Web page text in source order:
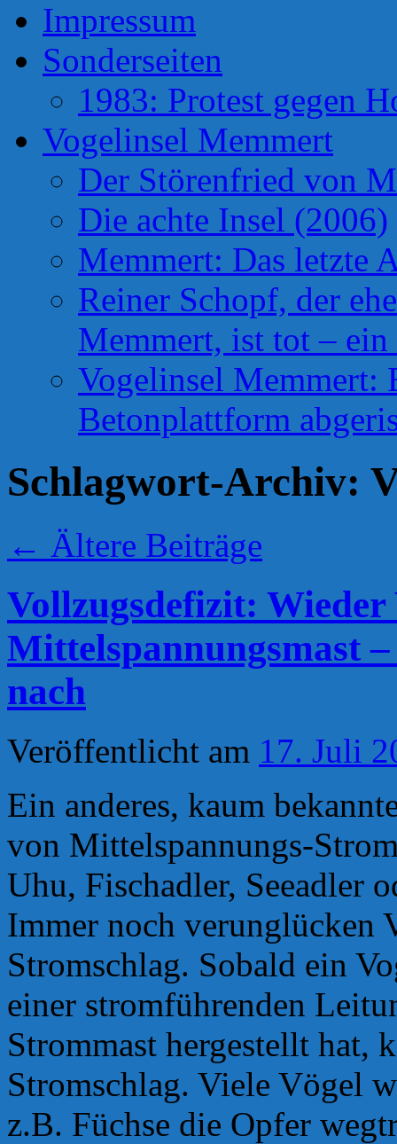
Impressum
Sonderseiten
1983: Protest gegen
Vogelinsel Memmert
Der Störenfried von
Die achte Insel (2006)
Memmert: Das letzte
Reiner Schopf, der
Memmert, ist tot –
Vogelinsel Memmert:
Betonplattform
Schlagwort-Archiv:
← Ältere Beiträge
Vollzugsdefizit:
Mittelspannungsmast
nach
Veröffentlicht am 17. Juli
Ein anderes, kaum
von Mittelspannungs-
Uhu, Fischadler, Seeadler
Immer noch verunglücken
Stromschlag. Sobald ein
einer stromführenden
Strommast hergestellt hat,
Stromschlag. Viele Vögel
z.B. Füchse die Opfer